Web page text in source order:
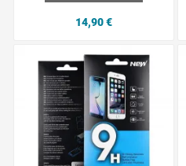
14,90 €